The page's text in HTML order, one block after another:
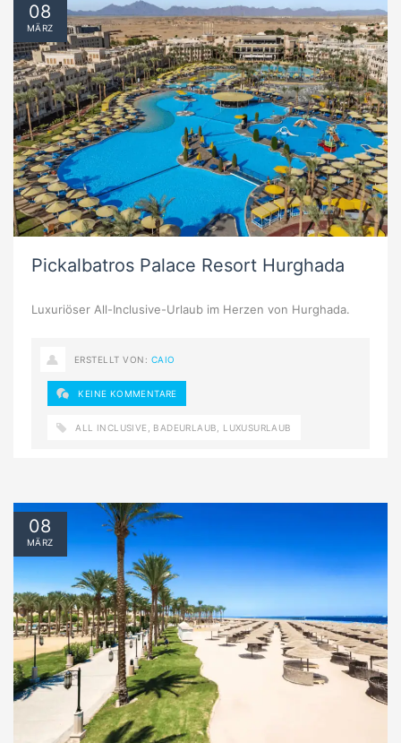
Pickalbatros Palace Resort Hurghada
Luxuriöser All-Inclusive-Urlaub im Herzen von Hurghada.
08
MÄRZ
ERSTELLT VON: CAIO
KEINE KOMMENTARE
ALL INCLUSIVE BADEURLAUB LUXUSURLAUB
08
MÄRZ